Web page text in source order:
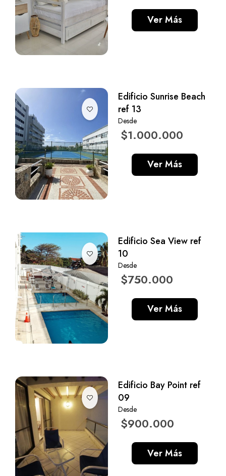
Ver Más
Edificio Sunrise Beach
ref 13
Desde
$1.000.000
Ver Más
Edificio Sea View ref
10
Desde
$750.000
Ver Más
Edificio Bay Point ref
09
Desde
$900.000
Ver Más